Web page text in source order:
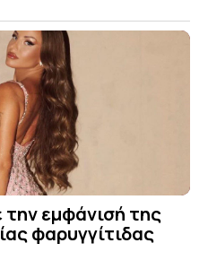
εμφάνισή της
φαρυγγίτιδας